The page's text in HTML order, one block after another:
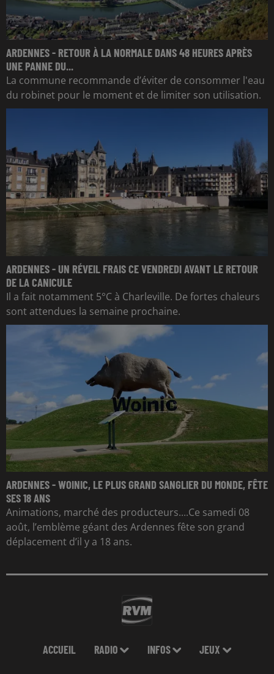
ARDENNES - RETOUR À LA NORMALE DANS 48 HEURES APRÈS
UNE PANNE DU...
La commune recommande d’éviter de consommer l'eau
du robinet pour le moment et de limiter son utilisation.
ARDENNES - UN RÉVEIL FRAIS CE VENDREDI AVANT LE RETOUR
DE LA CANICULE
Il a fait notamment 5°C à Charleville. De fortes chaleurs
sont attendues la semaine prochaine.
ARDENNES - WOINIC, LE PLUS GRAND SANGLIER DU MONDE, FÊTE
SES 18 ANS
Animations, marché des producteurs....Ce samedi 08
août, l’emblème géant des Ardennes fête son grand
déplacement d’il y a 18 ans.
ACCUEIL RADIO INFOS JEUX